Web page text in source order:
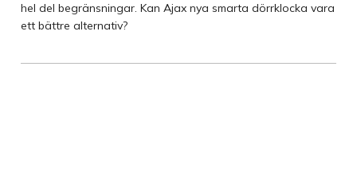
hel del begränsningar. Kan Ajax nya smarta dörrklocka vara
ett bättre alternativ?